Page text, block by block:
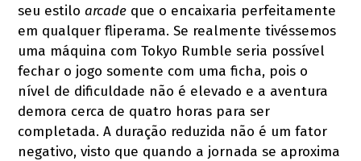
seu estiloarcade que o encaixaria perfeitamente
em qualquer fliperama. Se realmente tivéssemos
uma máquina com Tokyo Rumble seria possível
fechar o jogo somente com uma ficha, pois o
nível de dificuldade não é elevado e a aventura
demora cerca de quatro horas para ser
completada. A duração reduzida não é um fator
negativo, visto que quando a jornada se aproxima